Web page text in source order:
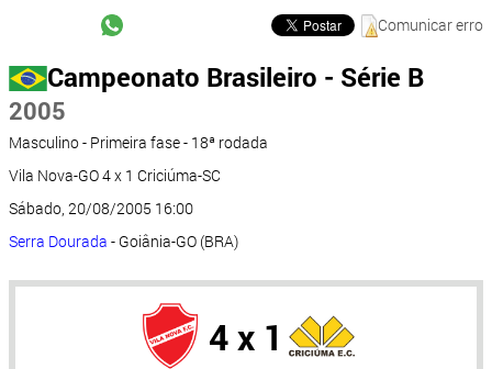
Comunicar erro
Campeonato Brasileiro - Série B
2005
Masculino - Primeira fase - 18ª rodada
Vila Nova-GO 4 x 1 Criciúma-SC
Sábado, 20/08/2005 16:00
Serra Dourada - Goiânia-GO (BRA)
4 x 1